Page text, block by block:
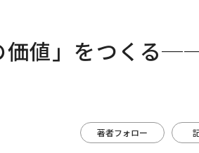
価値」をつくる
著者フォロー